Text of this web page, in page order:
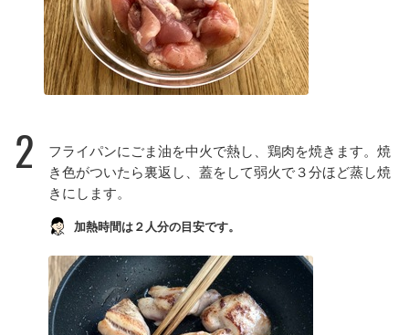
2
フライパンにごま油を中火で熱し、鶏肉を焼きます。焼
き色がついたら裏返し、蓋をして弱火で３分ほど蒸し焼
きにします。
加熱時間は２人分の目安です。